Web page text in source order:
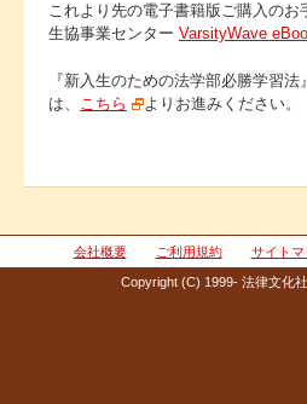
これより先の電子書籍版ご購入の
生協事業センター VarsityWave
『新入生のための法学部必勝学習
は、
こちら よりお進みください。
会社概要 ご利用規約 サイトマ
Copyright (C) 1999- 法律文化